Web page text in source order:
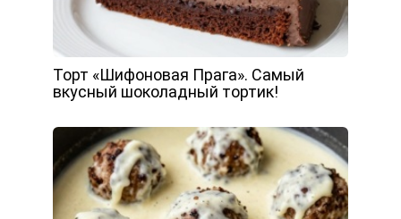
Торт «Шифоновая Прага». Самый
вкусный шоколадный тортик!